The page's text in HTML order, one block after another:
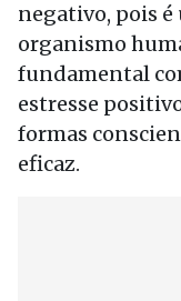
negativo, pois
organismo
fundamental
estresse
formas
eficaz.